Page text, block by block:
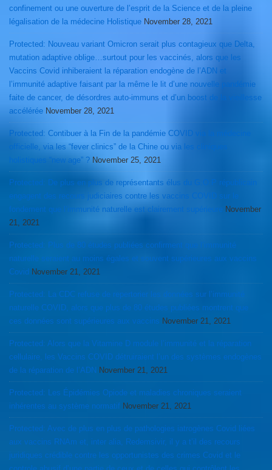
confinement ou une ouverture de l’esprit de la Science et de la pleine
légalisation de la médecine Holistique November 28, 2021
Protected: Nouveau variant Omicron serait plus contagieux que Delta,
mutation adaptive oblige…surtout pour les vaccinés, alors que les
Vaccins Covid inhiberaient la réparation endogène de l’ADN et
l’immunité adaptive faisant par la même le lit d’une nouvelle pandémie
faite de cancer, de désordres auto-immuns et d’un boost de la vieillesse
accélérée November 28, 2021
Protected: Contibuer à la Fin de la pandémie COVID via la médecine
officielle, via les “fever clinics” de la Chine ou via les cliniques
holistiques “new age” ? November 25, 2021
Protected: De plus en plus de représentants élus du G.O.P républicain
engagent des recours judiciaires contre les vaccins COVID sur le
fondement que l’immunité naturelle est clairement supérieure November
21, 2021
Protected: Plus de 80 études publiées confirment que l’immunité
naturelle seraient au moins égales et souvent supérieures aux vaccins
Covid November 21, 2021
Protected: La CDC refuse de repertorier les données sur l’immunité
naturelle COVID, alors que plus de 80 études publiées montrent que
ces données sont supérieures aux vaccins November 21, 2021
Protected: Alors que la Vitamine D module l’immunité et la réparation
cellulaire, les Vaccins COVID détruiraient l’un des systèmes endogènes
de la réparation de l’ADN November 21, 2021
Protected: Les Épidémies Opiode et maladies chroniques seraient
inhérentes au système normatif November 21, 2021
Protected: Avec de plus en plus de pathologies iatrogènes Covid liées
aux vaccins RNAm et, inter alia, Redemsivir, il y a t’il des recours
juridiques crédible contre les opportunistes des crimes Covid et le